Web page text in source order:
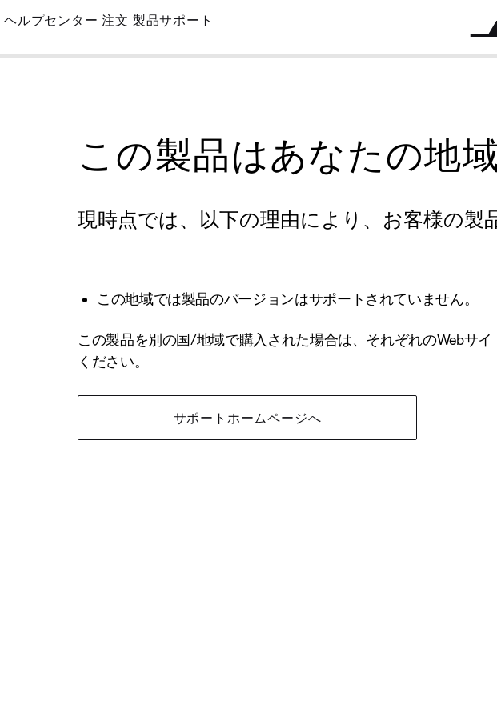
Skip
Main
ヘルプセンター 注文 製品サポート
この製品はあなたの地
現時点では、以下の理由により、お客様の製
この地域では製品のバージョンはサポートされていません。
この製品を別の国/地域で購入された場合は、それぞれのWebサ
ください。
サポートホームページへ